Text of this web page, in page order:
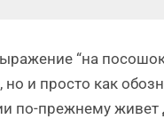
“на
но и просто как
по-прежнему